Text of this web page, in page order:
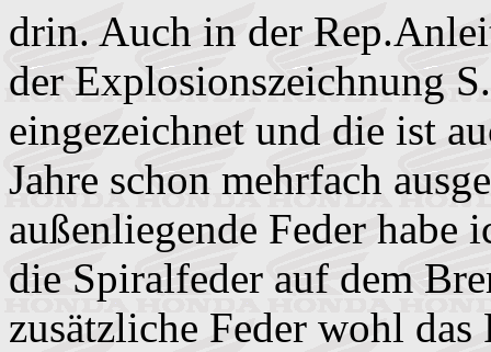
drin. Auch in der
der Explosionszeichnung
eingezeichnet und die ist
Jahre schon mehrfach
außenliegende Feder habe
die Spiralfeder auf dem
zusätzliche Feder wohl